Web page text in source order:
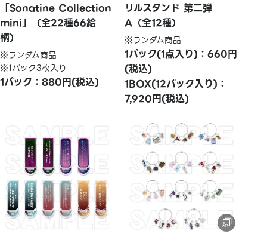
「Sonatine Collection
mini」（全22種66絵
柄）
※ランダム商品
※1パック3枚入り
1パック：880円(税込)
リルスタンド 第二弾
A（全12種）
※ランダム商品
1パック(1点入り)：660円
(税込)
1BOX(12パック入り)：
7,920円(税込)